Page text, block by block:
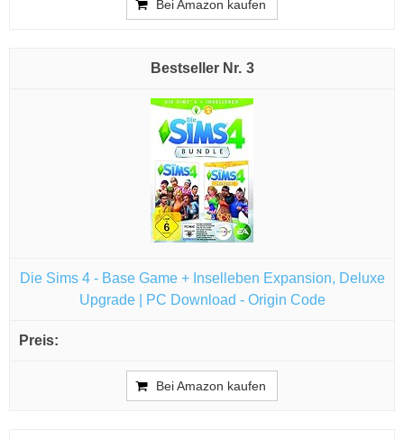
Bei Amazon kaufen
3
Die Sims 4 - Base Game + Inselleben Expansion, Deluxe
Upgrade | PC Download - Origin Code
Bei Amazon kaufen